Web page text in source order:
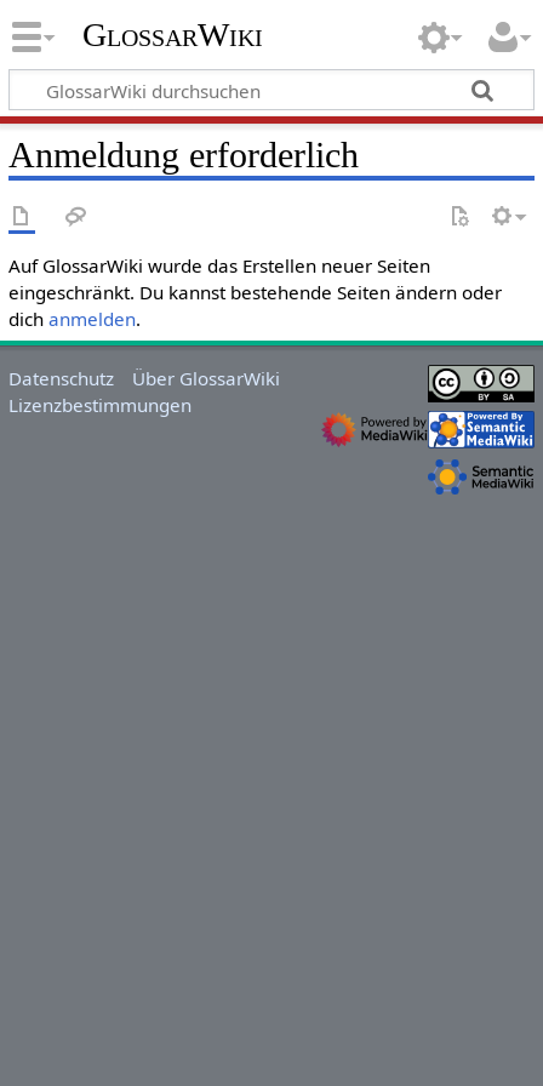
GlossarWiki
Anmeldung erforderlich
Auf GlossarWiki wurde das Erstellen neuer Seiten
eingeschränkt. Du kannst bestehende Seiten ändern oder
dich anmelden.
Datenschutz
Über GlossarWiki
Lizenzbestimmungen